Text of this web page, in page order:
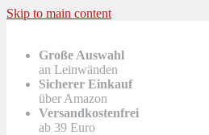
Skip to main content
Große Auswahl
an Leinwänden
Sicherer Einkauf
über Amazon
Versandkostenfrei
ab 39 Euro